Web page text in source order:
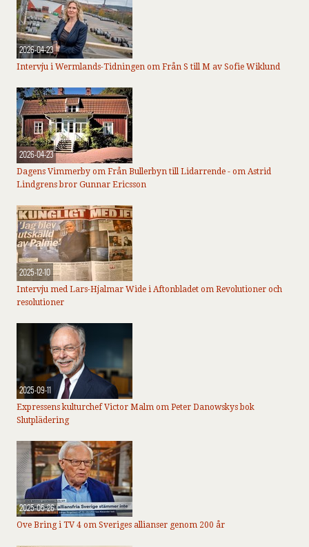
2026-04-23
Intervju i Wermlands-Tidningen om Från S till M av Sofie Wiklund
2026-04-23
Dagens Vimmerby om Från Bullerbyn till Lidarrende - om Astrid
Lindgrens bror Gunnar Ericsson
2025-12-10
Intervju med Lars-Hjalmar Wide i Aftonbladet om Revolutioner och
resolutioner
2025-09-11
Expressens kulturchef Victor Malm om Peter Danowskys bok
Slutplädering
2025-05-26
Ove Bring i TV 4 om Sveriges allianser genom 200 år